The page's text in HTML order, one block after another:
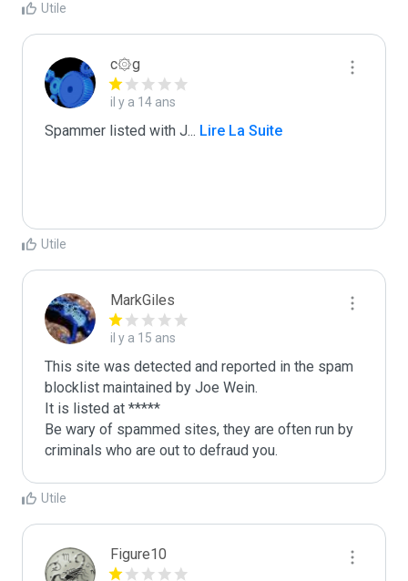
Utile
c۞g
il y a 14 ans
Spammer listed with J... Lire La Suite
Utile
MarkGiles
il y a 15 ans
This site was detected and reported in the spam
blocklist maintained by Joe Wein.
It is listed at *****
Be wary of spammed sites, they are often run by
criminals who are out to defraud you.
Utile
Figure10